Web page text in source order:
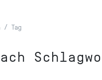
Tag